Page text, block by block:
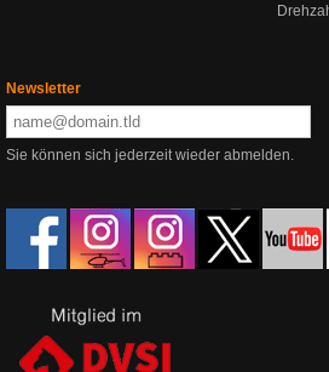
Newsletter
Sie können sich jederzeit wieder abmelden.